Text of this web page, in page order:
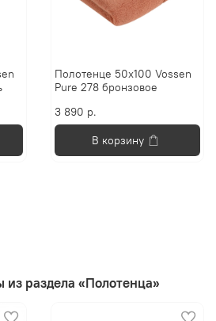
Полотенце 50х100 Vossen
Pure 278 бронзовое
3 890 р.
В корзину
раздела «Полотенца»